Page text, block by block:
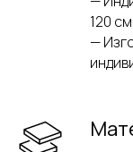
120
—